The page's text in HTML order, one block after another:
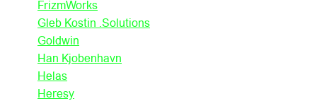
FrizmWorks
Gleb Kostin .Solutions
Goldwin
Han Kjobenhavn
Helas
Heresy